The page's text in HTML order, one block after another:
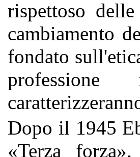
rispettoso
cambiamento
fondato
Dopo il 1945
«Terza